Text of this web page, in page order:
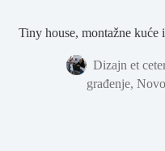
Tiny house, montažne kuće
Dizajn et
građenje,